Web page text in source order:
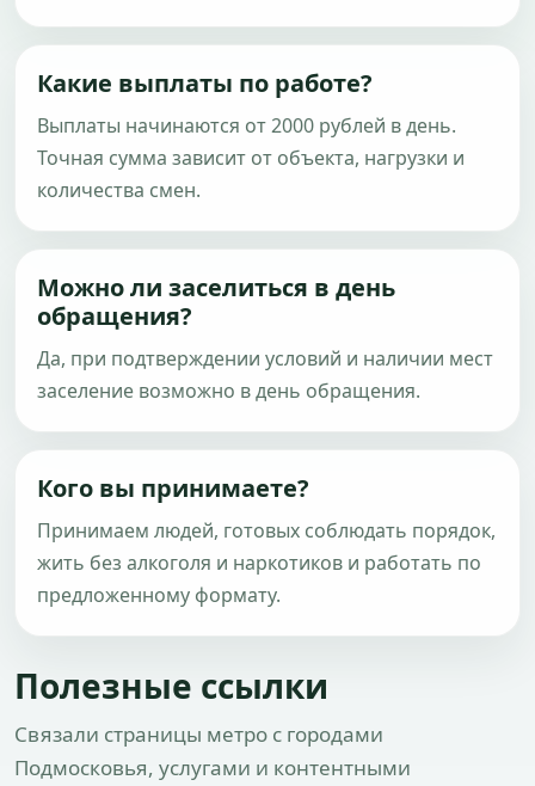
Какие выплаты по работе?
Выплаты начинаются от 2000 рублей в день.
Точная сумма зависит от объекта, нагрузки и
количества смен.
Можно ли заселиться в день
обращения?
Да, при подтверждении условий и наличии мест
заселение возможно в день обращения.
Кого вы принимаете?
Принимаем людей, готовых соблюдать порядок,
жить без алкоголя и наркотиков и работать по
предложенному формату.
Полезные ссылки
Связали страницы метро с городами
Подмосковья, услугами и контентными